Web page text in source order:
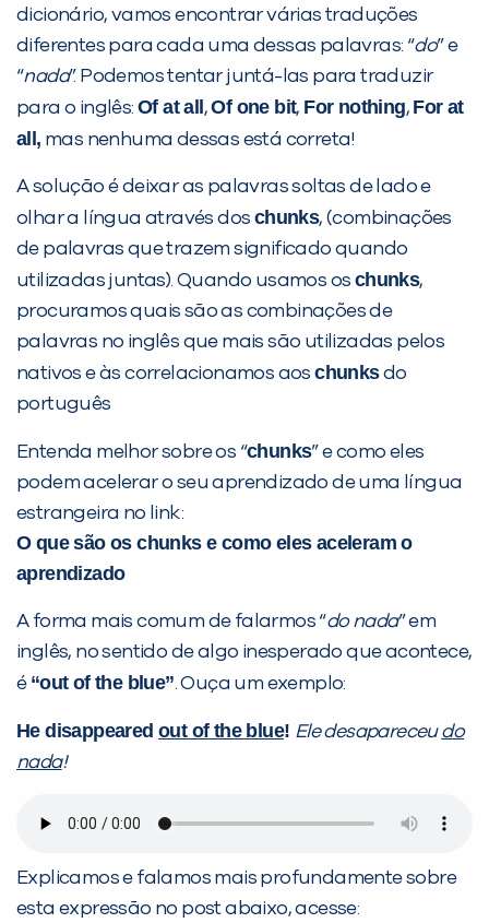
dicionário, vamos encontrar várias traduções
diferentes para cada uma dessas palavras: “do” e
“nada”. Podemos tentar juntá-las para traduzir
para o inglês:Of at all ,Of one bit, For nothing, For at
all, mas nenhuma dessas está correta!
A solução é deixar as palavras soltas de lado e
olhar a língua através dos chunks, (combinações
de palavras que trazem significado quando
utilizadas juntas). Quando usamos os chunks,
procuramos quais são as combinações de
palavras no inglês que mais são utilizadas pelos
nativos e às correlacionamos aoschunksdo
português
Entenda melhor sobre os “chunks” e como eles
podem acelerar o seu aprendizado de uma língua
estrangeira no link:
O que são os chunks e como eles aceleram o
aprendizado
A forma mais comum de falarmos “do nada” em
inglês, no sentido de algo inesperado que acontece,
é “out of the blue”. Ouça um exemplo:
He disappearedout of the blue! Ele desapareceudo
nada!
Explicamos e falamos mais profundamente sobre
esta expressão no post abaixo, acesse:
Você é aluno inFlux?
VOLTAR